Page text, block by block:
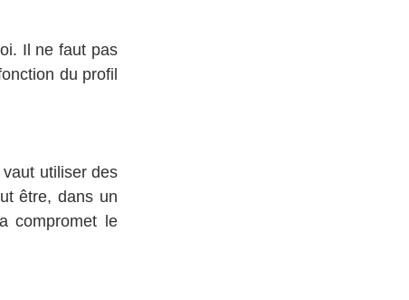
Il ne faut pas
du profil
utiliser des
être, dans un
compromet le